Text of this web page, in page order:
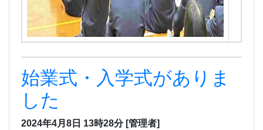
始業式・入学式がありま
した
2024年4月8日 13時28分 [管理者]